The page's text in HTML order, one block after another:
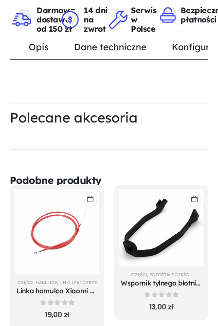
Darmowa
dostawa
od 150 zł
14 dni
na
zwrot
Serwis
w
Polsce
płatności
Opis Dane techniczne
Polecane akcesoria
Podobne produkty
CZĘŚCI, HAMULCE, LINKI I PANCERZE
Linka hamulca Xiaomi m365 i Mi 1S czerwona
out of 5
19,00 zł
CZĘŚCI, POZOSTAŁE CZĘŚCI
Wspornik tylnego błotnika Xiaomi M365/M365 PRO
out of 5
13,00 zł